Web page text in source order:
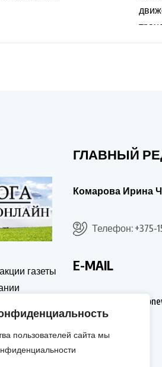
пользователей сайта мы
газеты
и
и
ГЛАВНЫЙ
Комарова Ирина
Телефон: +375-
E-MAIL